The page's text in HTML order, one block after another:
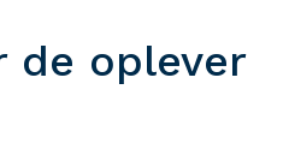
de oplever